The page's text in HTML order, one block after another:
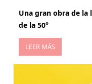
Una gran obra de la
de la 50°
LEER MÁS